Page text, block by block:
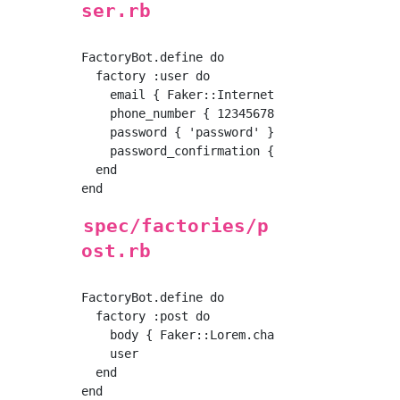
ser.rb
FactoryBot.define do
  factory :user do
    email { Faker::Internet.email }
    phone_number { 12345678909 }
    password { 'password' }
    password_confirmation { 'password' }
  end
spec/factories/p
ost.rb
FactoryBot.define do
  factory :post do
body {
    user
  end